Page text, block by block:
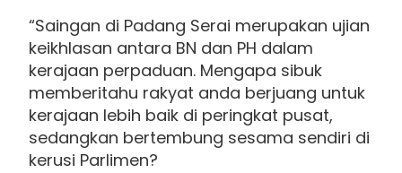
“Saingan di Padang Serai merupakan ujian
keikhlasan antara BN dan PH dalam
kerajaan perpaduan. Mengapa sibuk
memberitahu rakyat anda berjuang untuk
kerajaan lebih baik di peringkat pusat,
sedangkan bertembung sesama sendiri di
kerusi Parlimen?